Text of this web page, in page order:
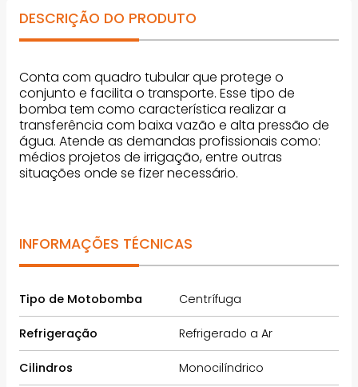
DESCRIÇÃO DO PRODUTO
Conta com quadro tubular que protege o
conjunto e facilita o transporte. Esse tipo de
bomba tem como característica realizar a
transferência com baixa vazão e alta pressão de
água. Atende as demandas profissionais como:
médios projetos de irrigação, entre outras
situações onde se fizer necessário.
INFORMAÇÕES TÉCNICAS
Tipo de Motobomba Centrífuga
Refrigeração Refrigerado a Ar
Cilindros Monocilíndrico